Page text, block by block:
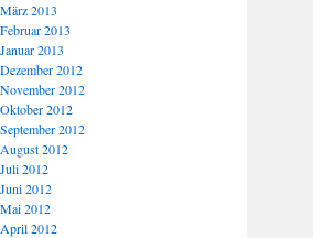
März 2013
Februar 2013
Januar 2013
Dezember 2012
November 2012
Oktober 2012
September 2012
August 2012
Juli 2012
Juni 2012
Mai 2012
April 2012